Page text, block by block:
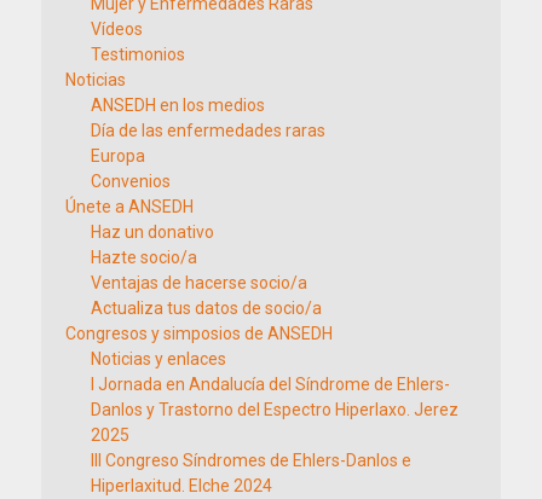
Vídeos
Testimonios
Noticias
ANSEDH en los medios
Día de las enfermedades raras
Europa
Convenios
Únete a ANSEDH
Haz un donativo
Hazte socio/a
Ventajas de hacerse socio/a
Actualiza tus datos de socio/a
Congresos y simposios de ANSEDH
Noticias y enlaces
I Jornada en Andalucía del Síndrome de Ehlers-
Danlos y Trastorno del Espectro Hiperlaxo. Jerez
2025
III Congreso Síndromes de Ehlers-Danlos e
Hiperlaxitud. Elche 2024